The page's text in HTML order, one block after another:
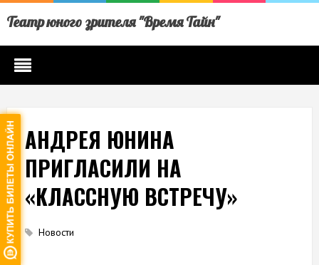
Театр юного зрителя "Время Тайн"
АНДРЕЯ ЮНИНА
ПРИГЛАСИЛИ НА
«КЛАССНУЮ ВСТРЕЧУ»
Новости